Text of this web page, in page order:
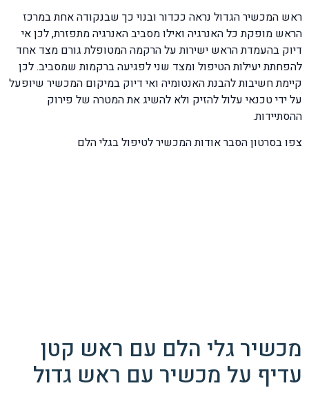
ראש המכשיר הגדול נראה ככדור ובנוי כך שבנקודה אחת במרכז
הראש מופקת כל האנרגיה ואילו מסביב האנרגיה מתפזרת, לכן אי
דיוק בהעמדת הראש ישירות על הרקמה המטופלת גורם מצד אחד
להפחתת יעילות הטיפול ומצד שני לפגיעה ברקמות שמסביב. לכן
קיימת חשיבות להבנת האנטומיה ואי דיוק במיקום המכשיר שיופעל
על ידי טכנאי עלול להזיק ולא להשיג את המטרה של פירוק
ההסתיידות.
צפו בסרטון הסבר אודות המכשיר לטיפול בגלי הלם
מכשיר גלי הלם עם ראש קטן
עדיף על מכשיר עם ראש גדול